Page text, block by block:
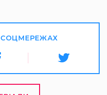
СОЦМЕРЕЖАХ